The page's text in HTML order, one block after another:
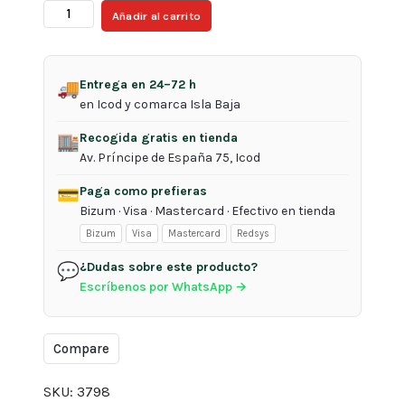
Batidora
de
brazo
accesorios
inferior
600w
Severin
cantidad
Añadir al carrito
🚚Entrega en 24–72 h
en Icod y comarca Isla Baja
🏬Recogida gratis en tienda
Av. Príncipe de España 75, Icod
💳Paga como prefieras
Bizum · Visa · Mastercard · Efectivo en tienda
Bizum Visa Mastercard Redsys
💬¿Dudas sobre este producto?
Escríbenos por WhatsApp →
Compare
SKU: 3798